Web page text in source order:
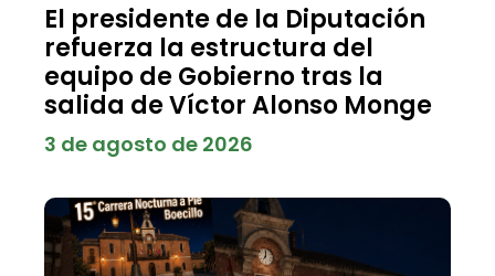
El presidente de la Diputación
refuerza la estructura del
equipo de Gobierno tras la
salida de Víctor Alonso Monge
3 de agosto de 2026